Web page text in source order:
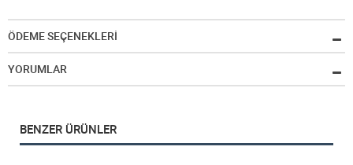
ÖDEME SEÇENEKLERİ
YORUMLAR
BENZER ÜRÜNLER